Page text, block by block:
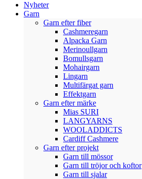
Nyheter
Garn
Garn efter fiber
Cashmeregarn
Alpacka Garn
Merinoullgarn
Bomullsgarn
Mohairgarn
Lingarn
Multifärgat garn
Effektgarn
Garn efter märke
Mias SURI
LANGYARNS
WOOLADDICTS
Cardiff Cashmere
Garn efter projekt
Garn till mössor
Garn till tröjor och koftor
Garn till sjalar